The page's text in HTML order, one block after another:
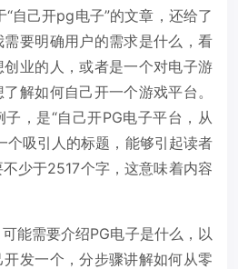
自己开pg电子”的文章，还给了
要明确用户的需求是什么，看
业的人，或者是一个对电子游
解如何自己开一个游戏平台。
，是“自己开PG电子平台，从
个吸引人的标题，能够引起读者
少于2517个字，这意味着内容
能需要介绍PG电子是什么，以
发一个，分步骤讲解如何从零